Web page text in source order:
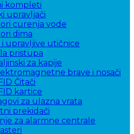
kompleti
upravljači
curenja vode
dima
i upravljive utičnice
pristupa
za kapije
brave i nosači
Čitači
kartice
za ulazna vrata
prekidači
za alarmne centrale